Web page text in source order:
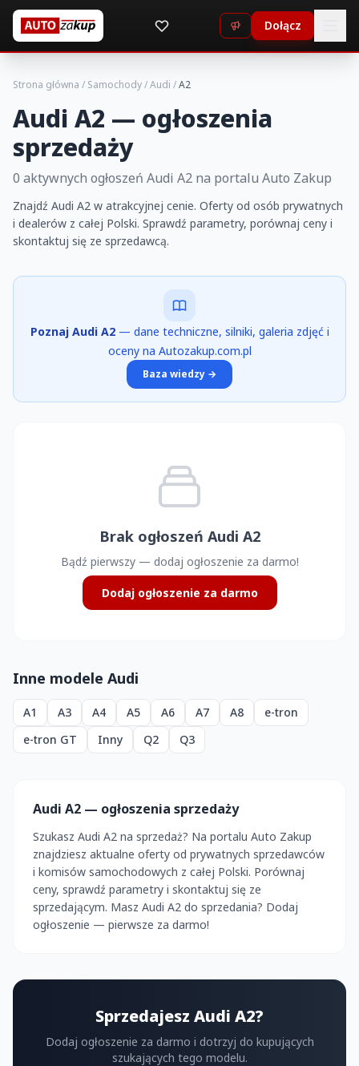
Dołącz
Strona główna / Samochody/Audi /A2
Audi A2 — ogłoszenia
sprzedaży
0 aktywnych ogłoszeń Audi A2 na portalu Auto Zakup
Znajdź Audi A2 w atrakcyjnej cenie. Oferty od osób prywatnych
i dealerów z całej Polski. Sprawdź parametry, porównaj ceny i
skontaktuj się ze sprzedawcą.
Poznaj Audi A2 — dane techniczne, silniki, galeria zdjęć i
oceny na Autozakup.com.pl
Baza wiedzy →
Brak ogłoszeń Audi A2
Bądź pierwszy — dodaj ogłoszenie za darmo!
Dodaj ogłoszenie za darmo
Inne modele Audi
A1 A3 A4 A5 A6 A7 A8
e-tron
e-tron GT
Inny Q2 Q3
Audi A2 — ogłoszenia sprzedaży
Szukasz Audi A2 na sprzedaż? Na portalu Auto Zakup
znajdziesz aktualne oferty od prywatnych sprzedawców
i komisów samochodowych z całej Polski. Porównaj
ceny, sprawdź parametry i skontaktuj się ze
sprzedającym. Masz Audi A2 do sprzedania? Dodaj
ogłoszenie — pierwsze za darmo!
Sprzedajesz Audi A2?
Dodaj ogłoszenie za darmo i dotrzyj do kupujących
szukających tego modelu.